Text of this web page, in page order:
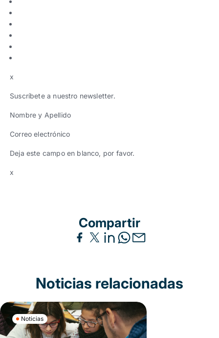
x
Suscríbete a nuestro newsletter.
Nombre y Apellido
Correo electrónico
Deja este campo en blanco, por favor.
x
Compartir
Noticias relacionadas
Noticias